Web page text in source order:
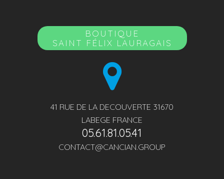
BOUTIQUE
SAINT FÉLIX LAURAGAIS
41 RUE DE LA DECOUVERTE 31670
LABEGE FRANCE
05.61.81.05.41
CONTACT@CANCIAN.GROUP